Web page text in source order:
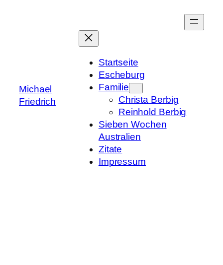
Michael
Friedrich
Startseite
Escheburg
Familie
Christa Berbig
Reinhold Berbig
Sieben Wochen
Australien
Zitate
Impressum